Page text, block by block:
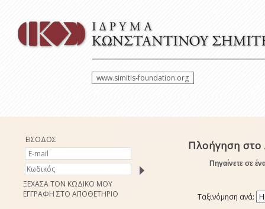
www.simitis-foundation.org
ΕΙΣΟΔΟΣ
ΞΕΧΑΣΑ ΤΟΝ ΚΩΔΙΚΟ ΜΟΥ
ΕΓΓΡΑΦΗ ΣΤΟ ΑΠΟΘΕΤΗΡΙΟ
Πλοήγηση στο
Πηγαίνετε σε
Ταξινόμηση ανά: